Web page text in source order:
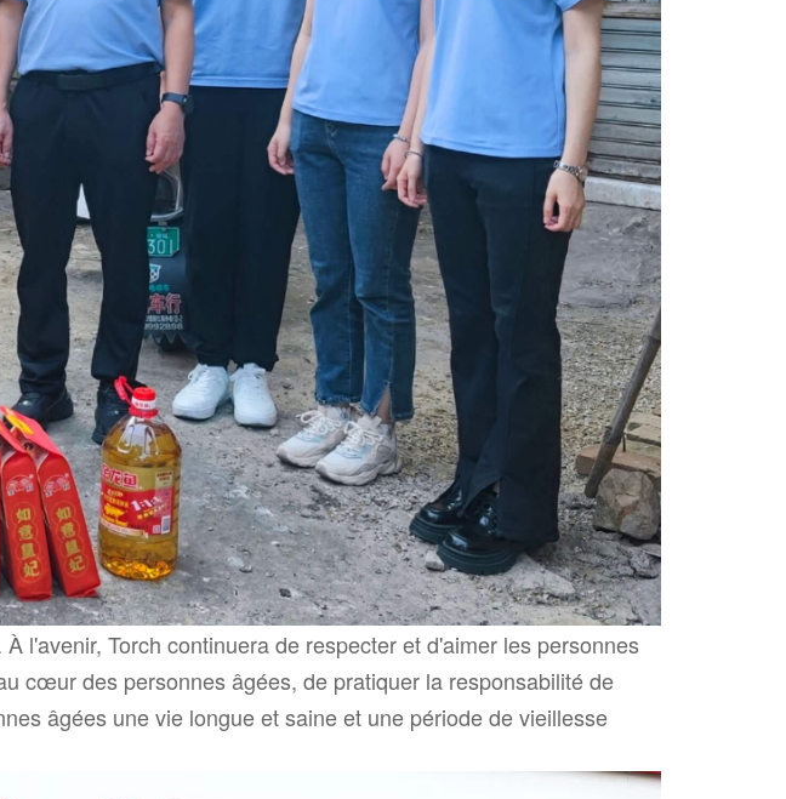
l'avenir, Torch continuera de respecter et d'aimer les personnes
cœur des personnes âgées, de pratiquer la responsabilité de
âgées une vie longue et saine et une période de vieillesse